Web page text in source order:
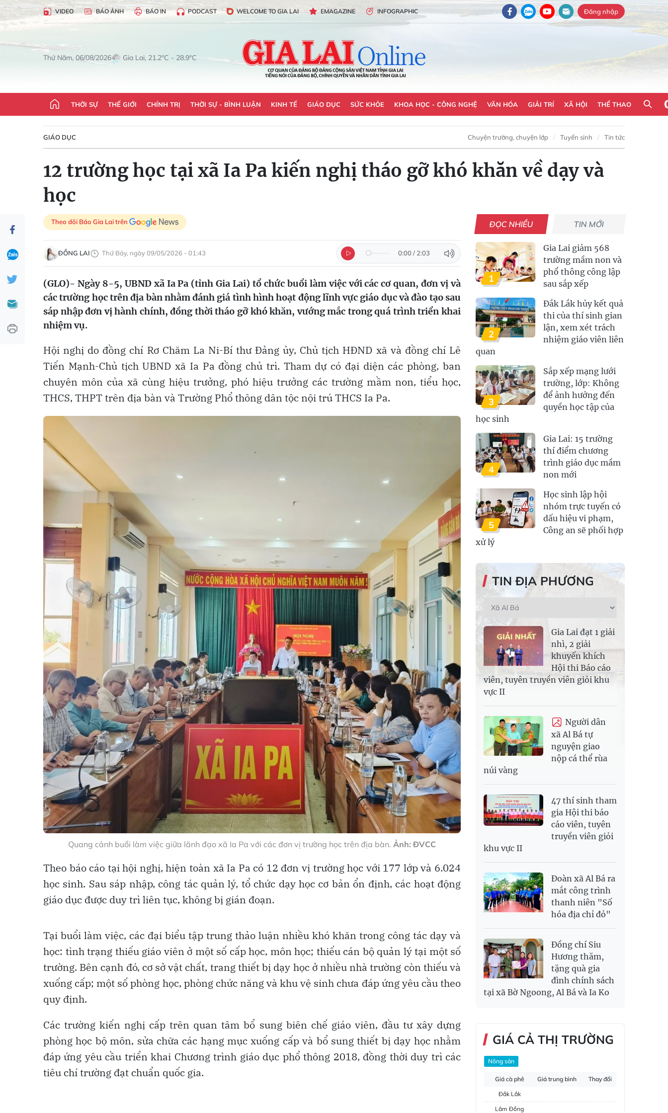
VIDEO BÁO ẢNH BÁO IN PODCAST WELCOME TO GIA LAI EMAGAZINE INFOGRAPHIC Đăng nhập
Thứ Năm, 06/08/2026 Gia Lai, 21.2°C - 28.9°C
THỜI SỰ THẾ GIỚI CHÍNH TRỊ THỜI SỰ - BÌNH LUẬN KINH TẾ GIÁO DỤC SỨC KHỎE KHOA HỌC - CÔNG NGHỆ VĂN HÓA GIẢI TRÍ XÃ HỘI THỂ THAO
GIÁO DỤC Chuyện trường, chuyện lớp Tuyển sinh Tin tức
12 trường học tại xã Ia Pa kiến nghị tháo gỡ khó khăn về dạy và
học
Theo dõi Báo Gia Lai trên
ĐỒNG LAI Thứ Bảy, ngày 09/05/2026 - 01:43 0:00 / 2:03
(GLO)- Ngày 8-5, UBND xã Ia Pa (tỉnh Gia Lai) tổ chức buổi làm việc với các cơ quan, đơn vị và
các trường học trên địa bàn nhằm đánh giá tình hình hoạt động lĩnh vực giáo dục và đào tạo sau
sáp nhập đơn vị hành chính, đồng thời tháo gỡ khó khăn, vướng mắc trong quá trình triển khai
nhiệm vụ.
Hội nghị do đồng chí Rơ Chăm La Ni-Bí thư Đảng ủy, Chủ tịch HĐND xã và đồng chí Lê
Tiến Mạnh-Chủ tịch UBND xã Ia Pa đồng chủ trì. Tham dự có đại diện các phòng, ban
chuyên môn của xã cùng hiệu trưởng, phó hiệu trưởng các trường mầm non, tiểu học,
THCS, THPT trên địa bàn và Trường Phổ thông dân tộc nội trú THCS Ia Pa.
Quang cảnh buổi làm việc giữa lãnh đạo xã Ia Pa với các đơn vị trường học trên địa bàn. Ảnh: ĐVCC
Theo báo cáo tại hội nghị, hiện toàn xã Ia Pa có 12 đơn vị trường học với 177 lớp và 6.024
học sinh. Sau sáp nhập, công tác quản lý, tổ chức dạy học cơ bản ổn định, các hoạt động
giáo dục được duy trì liên tục, không bị gián đoạn.
Tại buổi làm việc, các đại biểu tập trung thảo luận nhiều khó khăn trong công tác dạy và
học: tình trạng thiếu giáo viên ở một số cấp học, môn học; thiếu cán bộ quản lý tại một số
trường. Bên cạnh đó, cơ sở vật chất, trang thiết bị dạy học ở nhiều nhà trường còn thiếu và
xuống cấp; một số phòng học, phòng chức năng và khu vệ sinh chưa đáp ứng yêu cầu theo
quy định.
Các trường kiến nghị cấp trên quan tâm bổ sung biên chế giáo viên, đầu tư xây dựng
phòng học bộ môn, sửa chữa các hạng mục xuống cấp và bổ sung thiết bị dạy học nhằm
đáp ứng yêu cầu triển khai Chương trình giáo dục phổ thông 2018, đồng thời duy trì các
tiêu chí trường đạt chuẩn quốc gia.
ĐỌC NHIỀU TIN MỚI
1
Gia Lai giảm 568
trường mầm non và
phổ thông công lập
sau sắp xếp
2
Đắk Lắk hủy kết quả
thi của thí sinh gian
lận, xem xét trách
nhiệm giáo viên liên
quan
3
Sắp xếp mạng lưới
trường, lớp: Không
để ảnh hưởng đến
quyền học tập của
học sinh
4
Gia Lai: 15 trường
thí điểm chương
trình giáo dục mầm
non mới
5
Học sinh lập hội
nhóm trực tuyến có
dấu hiệu vi phạm,
Công an sẽ phối hợp
xử lý
TIN ĐỊA PHƯƠNG
Gia Lai đạt 1 giải
nhì, 2 giải
khuyến khích
Hội thi Báo cáo
viên, tuyên truyền viên giỏi khu
vực II
Người dân
xã Al Bá tự
nguyện giao
nộp cá thể rùa
núi vàng
47 thí sinh tham
gia Hội thi báo
cáo viên, tuyên
truyền viên giỏi
khu vực II
Đoàn xã Al Bá ra
mắt công trình
thanh niên "Số
hóa địa chỉ đỏ"
Đồng chí Siu
Hương thăm,
tặng quà gia
đình chính sách
tại xã Bờ Ngoong, Al Bá và Ia Ko
GIÁ CẢ THỊ TRƯỜNG
Nông sản
Giá cà phê Giá trung bình
Thay đổi
Đắk Lắk
Lâm Đồng